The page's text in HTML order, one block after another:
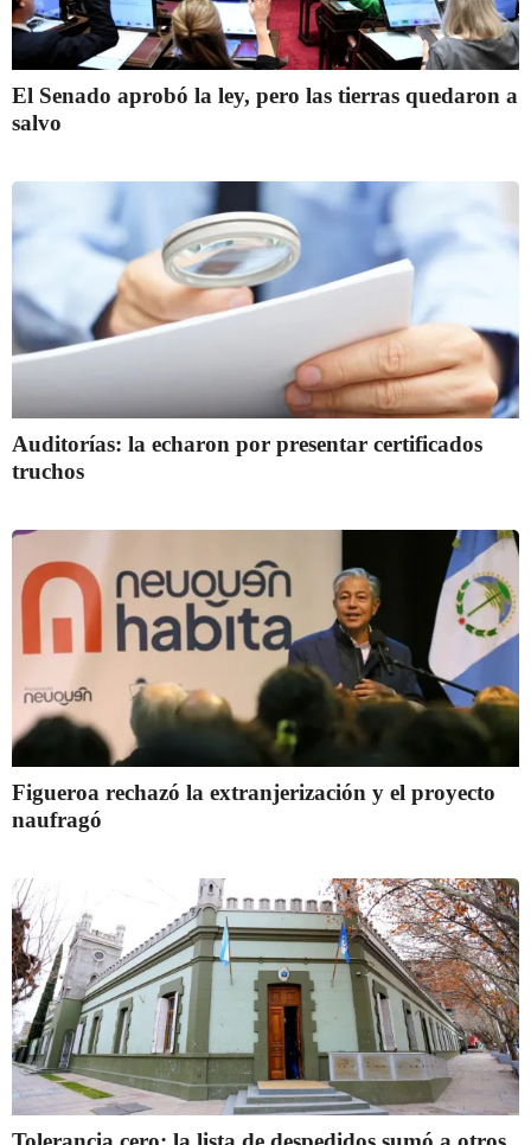
El Senado aprobó la ley, pero las tierras quedaron a
salvo
Auditorías: la echaron por presentar certificados
truchos
Figueroa rechazó la extranjerización y el proyecto
naufragó